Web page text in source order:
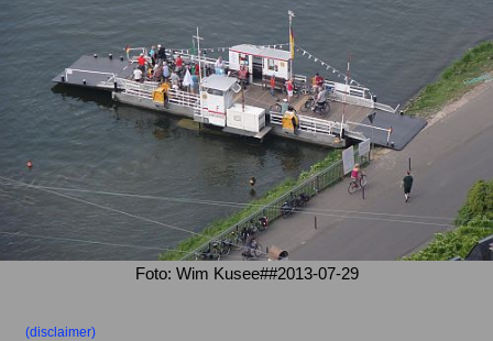
Foto: Wim Kusee##2013-07-29
(disclaimer)